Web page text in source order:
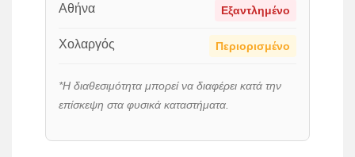
Αθήνα Εξαντλημένο
Χολαργός Περιορισμένο
*Η διαθεσιμότητα μπορεί να διαφέρει κατά την
επίσκεψη στα φυσικά καταστήματα.